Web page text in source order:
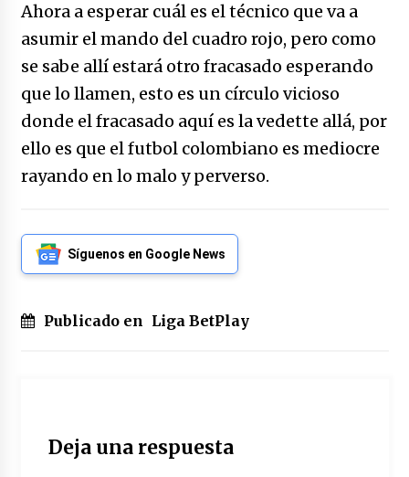
Ahora a esperar cuál es el técnico que va a
asumir el mando del cuadro rojo, pero como
se sabe allí estará otro fracasado esperando
que lo llamen, esto es un círculo vicioso
donde el fracasado aquí es la vedette allá, por
ello es que el futbol colombiano es mediocre
rayando en lo malo y perverso.
Síguenos en Google News
Publicado en Liga BetPlay
Deja una respuesta